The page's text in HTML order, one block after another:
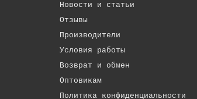
Новости и статьи
Отзывы
Производители
Условия работы
Возврат и обмен
Оптовикам
Политика конфиденциальности